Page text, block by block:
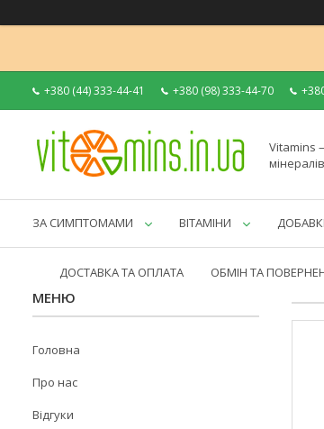
+380 (44) 333-44-41 +380 (98) 333-44-70
Vitamins
мінералів
ЗА СИМПТОМАМИ ВІТАМІНИ
ДОСТАВКА ТА ОПЛАТА ОБМІН ТА
Головна
Про нас
Відгуки